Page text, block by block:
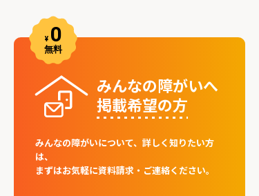
みんなの障がいへ
掲載希望の⽅
みんなの障がいについて、詳しく知りたい方
は、
まずはお気軽に資料請求・ご連絡ください。